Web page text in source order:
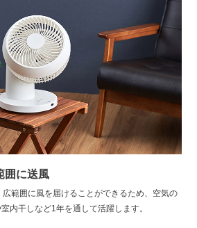
囲に送風
範囲に風を届けることができるため、空気の
内干しなど1年を通して活躍します。